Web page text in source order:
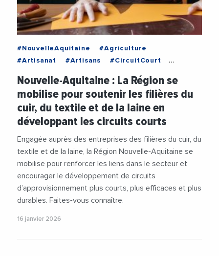
#NouvelleAquitaine
#Agriculture
#Artisanat
#Artisans
#CircuitCourt
#IndustrieTextile
#RegionNouvelleAquitaine
#TransitionEcologique
Nouvelle-Aquitaine : La Région se
mobilise pour soutenir les filières du
cuir, du textile et de la laine en
développant les circuits courts
Engagée auprès des entreprises des filières du cuir, du
textile et de la laine, la Région Nouvelle-Aquitaine se
mobilise pour renforcer les liens dans le secteur et
encourager le développement de circuits
d’approvisionnement plus courts, plus efficaces et plus
durables. Faites-vous connaître.
16 janvier 2026